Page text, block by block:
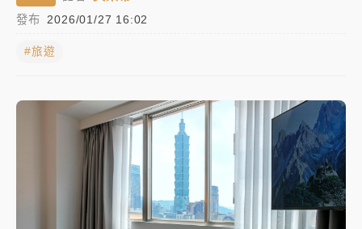
女律師陳昱瑄詐慈濟10億！黃金158kg遭查扣畫面曝光
旅局回應了
中信慈善基金會想增加董事人數！辜仲諒向法院聲請遭
駁 理由曝光
故宮《龍藏經》特展第2檔！今線上預約開賣一度塞車
周六起展出延長至晚上7時
發布 2026/01/27 16:02
#旅遊